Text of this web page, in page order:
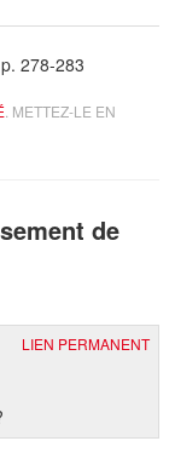
278-283
. METTEZ-LE EN
de
LIEN PERMANENT